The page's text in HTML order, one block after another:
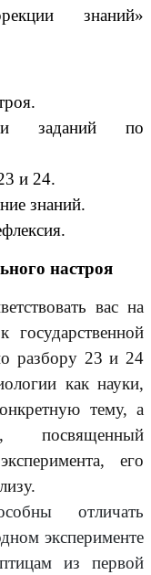
знаний»
и заданий по
и 24.
знаний.
настроя
вас на
разбору 23 и 24
как науки,
тему, а
посвященный
его
отличать
эксперименте
из первой